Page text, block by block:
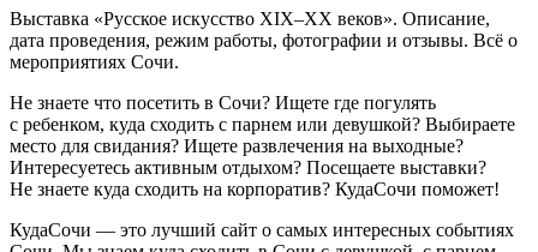
Выставка «Русское искусство XIX–XX веков». Описание,
дата проведения, режим работы, фотографии и отзывы. Всё о
мероприятиях Сочи.
Не знаете что посетить в Сочи? Ищете где погулять
с ребенком, куда сходить с парнем или девушкой? Выбираете
место для свидания? Ищете развлечения на выходные?
Интересуетесь активным отдыхом? Посещаете выставки?
Не знаете куда сходить на корпоратив? КудаСочи поможет!
КудаСочи — это лучший сайт о самых интересных событиях